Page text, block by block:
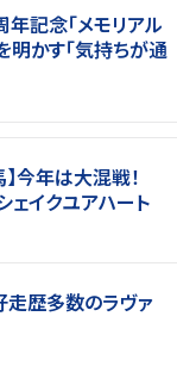
年記念「メモリアル
明かす「気持ちが通
】今年は大混戦！
イクユアハート
走歴多数のラヴァ